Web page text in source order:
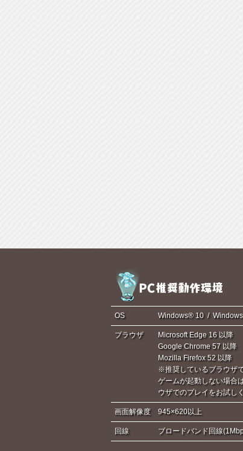
OS Windows® 10 /
ブラウザ
Microsoft Edge 16 以降
Google Chrome 57 以降
Mozilla Firefox 52 以降
※推奨しているブラウザ
ゲームが起動しない場合
ウザでのプレイをお試し
画面解像度 945×620以上
回線 ブロードバンド回線